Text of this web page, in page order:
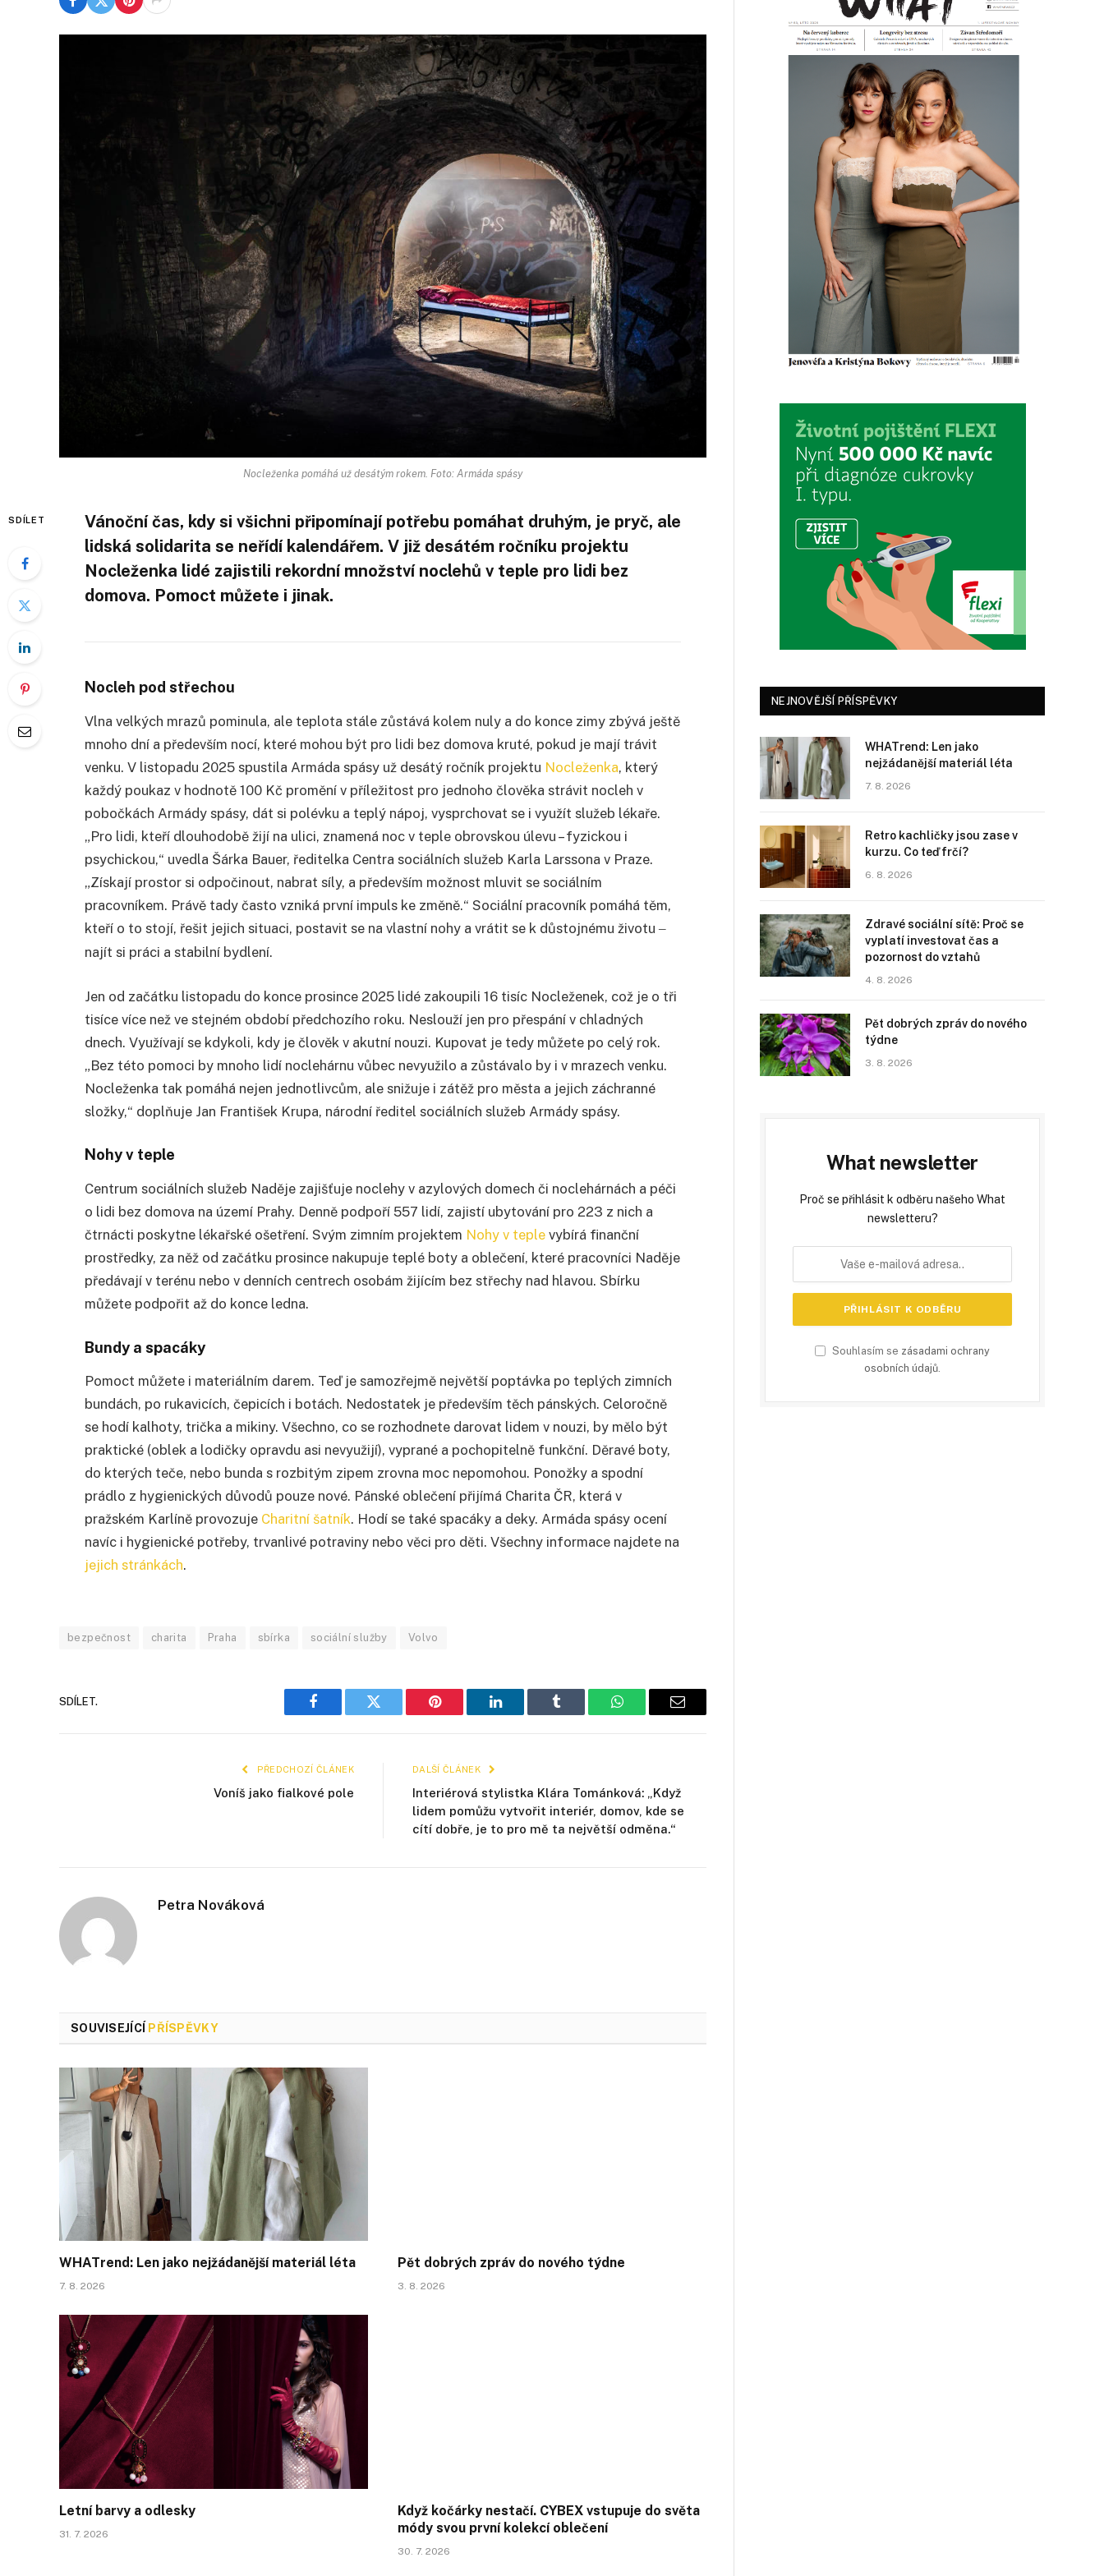
Nocleženka pomáhá už desátým rokem. Foto: Armáda spásy
SDÍLET
Vánoční čas, kdy si všichni připomínají potřebu pomáhat druhým, je pryč, ale
lidská solidarita se neřídí kalendářem. V již desátém ročníku projektu
Nocleženka lidé zajistili rekordní množství noclehů v teple pro lidi bez
domova. Pomoct můžete i jinak.
Nocleh pod střechou
Vlna velkých mrazů pominula, ale teplota stále zůstává kolem nuly a do konce zimy zbývá ještě
mnoho dní a především nocí, které mohou být pro lidi bez domova kruté, pokud je mají trávit
venku. V listopadu 2025 spustila Armáda spásy už desátý ročník projektu Nocleženka, který
každý poukaz v hodnotě 100 Kč promění v příležitost pro jednoho člověka strávit nocleh v
pobočkách Armády spásy, dát si polévku a teplý nápoj, vysprchovat se i využít služeb lékaře.
„Pro lidi, kteří dlouhodobě žijí na ulici, znamená noc v teple obrovskou úlevu – fyzickou i
psychickou,“ uvedla Šárka Bauer, ředitelka Centra sociálních služeb Karla Larssona v Praze.
„Získají prostor si odpočinout, nabrat síly, a především možnost mluvit se sociálním
pracovníkem. Právě tady často vzniká první impuls ke změně.“ Sociální pracovník pomáhá těm,
kteří o to stojí, řešit jejich situaci, postavit se na vlastní nohy a vrátit se k důstojnému životu ‒
najít si práci a stabilní bydlení.
Jen od začátku listopadu do konce prosince 2025 lidé zakoupili 16 tisíc Nocleženek, což je o tři
tisíce více než ve stejném období předchozího roku. Neslouží jen pro přespání v chladných
dnech. Využívají se kdykoli, kdy je člověk v akutní nouzi. Kupovat je tedy můžete po celý rok.
„Bez této pomoci by mnoho lidí noclehárnu vůbec nevyužilo a zůstávalo by i v mrazech venku.
Nocleženka tak pomáhá nejen jednotlivcům, ale snižuje i zátěž pro města a jejich záchranné
složky,“ doplňuje Jan František Krupa, národní ředitel sociálních služeb Armády spásy.
Nohy v teple
Centrum sociálních služeb Naděje zajišťuje noclehy v azylových domech či noclehárnách a péči
o lidi bez domova na území Prahy. Denně podpoří 557 lidí, zajistí ubytování pro 223 z nich a
čtrnácti poskytne lékařské ošetření. Svým zimním projektem Nohy v teple vybírá finanční
prostředky, za něž od začátku prosince nakupuje teplé boty a oblečení, které pracovníci Naděje
předávají v terénu nebo v denních centrech osobám žijícím bez střechy nad hlavou. Sbírku
můžete podpořit až do konce ledna.
Bundy a spacáky
Pomoct můžete i materiálním darem. Teď je samozřejmě největší poptávka po teplých zimních
bundách, po rukavicích, čepicích i botách. Nedostatek je především těch pánských. Celoročně
se hodí kalhoty, trička a mikiny. Všechno, co se rozhodnete darovat lidem v nouzi, by mělo být
praktické (oblek a lodičky opravdu asi nevyužijí), vyprané a pochopitelně funkční. Děravé boty,
do kterých teče, nebo bunda s rozbitým zipem zrovna moc nepomohou. Ponožky a spodní
prádlo z hygienických důvodů pouze nové. Pánské oblečení přijímá Charita ČR, která v
pražském Karlíně provozuje Charitní šatník. Hodí se také spacáky a deky. Armáda spásy ocení
navíc i hygienické potřeby, trvanlivé potraviny nebo věci pro děti. Všechny informace najdete na
jejich stránkách.
bezpečnost charita Praha sbírka sociální služby Volvo
SDÍLET.
Facebook Twitter Pinterest LinkedIn Tumblr WhatsAppE-
PŘEDCHOZÍ ČLÁNEK
Voníš jako fialkové pole
DALŠÍ ČLÁNEK
Interiérová stylistka Klára Tománková: „Když
lidem pomůžu vytvořit interiér, domov, kde se
cítí dobře, je to pro mě ta největší odměna.“
Petra Nováková
SOUVISEJÍCÍ PŘÍSPĚVKY
WHATrend: Len jako nejžádanější materiál léta
7. 8. 2026
Pět dobrých zpráv do nového týdne
3. 8. 2026
Letní barvy a odlesky
31. 7. 2026
Když kočárky nestačí. CYBEX vstupuje do světa
módy svou první kolekcí oblečení
30. 7. 2026
NEJNOVĚJŠÍ PŘÍSPĚVKY
WHATrend: Len jako
nejžádanější materiál léta
7. 8. 2026
Retro kachličky jsou zase v
kurzu. Co teď frčí?
6. 8. 2026
Zdravé sociální sítě: Proč se
vyplatí investovat čas a
pozornost do vztahů
4. 8. 2026
Pět dobrých zpráv do nového
týdne
3. 8. 2026
What newsletter
Proč se přihlásit k odběru našeho What
newsletteru?
Souhlasím se zásadami ochrany
osobních údajů